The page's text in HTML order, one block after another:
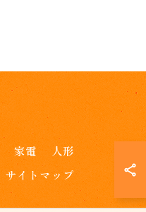
家電
人形
サイトマップ